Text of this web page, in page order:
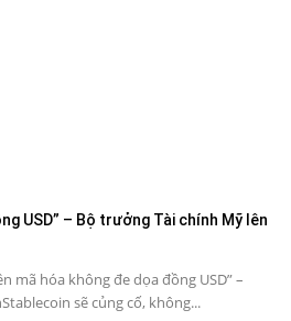
USD” – Bộ trưởng Tài chính Mỹ lên
mã hóa không đe dọa đồng USD” –
sẽ củng cố, không...